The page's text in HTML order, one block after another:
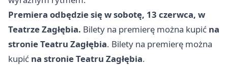
Premiera odbędzie się w sobotę, 13 czerwca, w
Teatrze Zagłębia. Bilety na premierę można kupić na
stronie Teatru Zagłębia. Bilety na premierę można
kupić na stronie Teatru Zagłębia.